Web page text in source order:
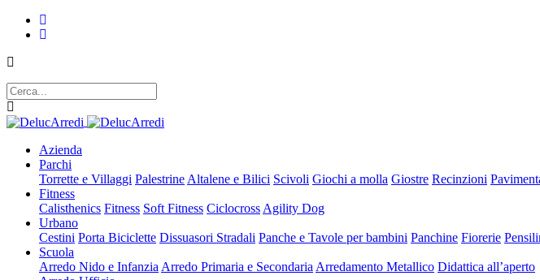
Azienda
Parchi
Torrette e Villaggi Palestrine Altalene e Bilici Scivoli Giochi a molla Giostre Recinzioni
Fitness
Calisthenics Fitness Soft Fitness Ciclocross Agility Dog
Urbano
Cestini Porta Biciclette Dissuasori Stradali Panche e Tavole per bambini Panchine Fiorerie
Scuola
Arredo Nido e Infanzia Arredo Primaria e Secondaria Arredamento Metallico Didattica all’aperto